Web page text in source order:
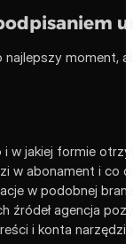
moment,
i w jakiej formie
w abonament i co
w podobnej
źródeł agencja
i konta